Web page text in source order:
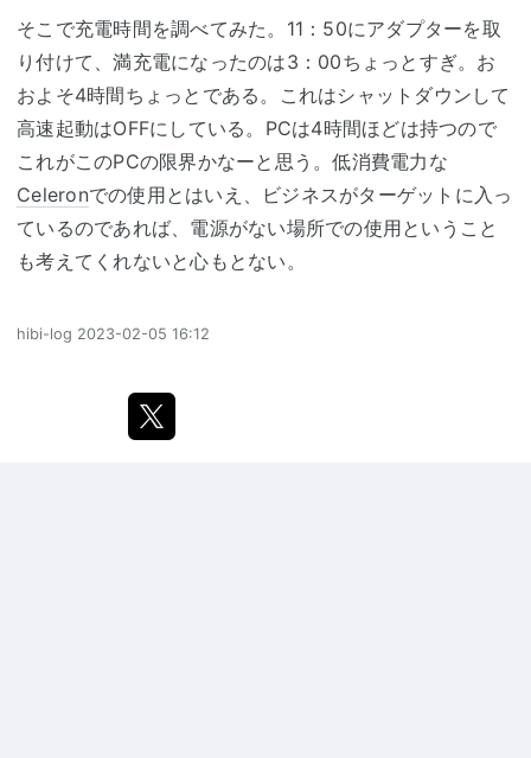
そこで充電時間を調べてみた。11：50にアダプターを取
り付けて、満充電になったのは3：00ちょっとすぎ。お
およそ4時間ちょっとである。これはシャットダウンして
高速起動はOFFにしている。PCは4時間ほどは持つので
これがこのPCの限界かなーと思う。低消費電力な
Celeronでの使用とはいえ、ビジネスがターゲットに入っ
ているのであれば、電源がない場所での使用ということ
も考えてくれないと心もとない。
hibi-log 2023-02-05 16:12